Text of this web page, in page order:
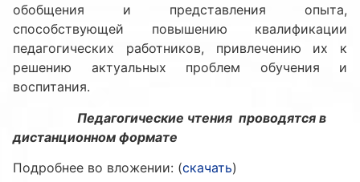
обобщения и представления опыта,
способствующей повышению квалификации
педагогических работников, привлечению их к
решению актуальных проблем обучения и
воспитания.
Педагогические чтения проводятся в
дистанционном формате
Подробнее во вложении: (скачать)